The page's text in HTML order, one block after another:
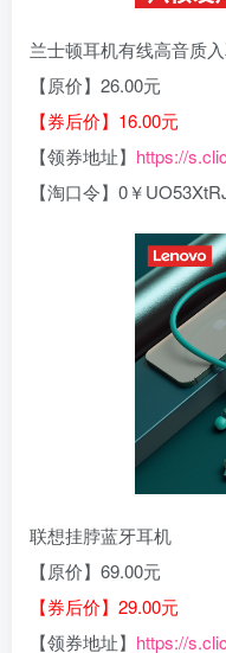
兰士顿耳机有线高音质
【原价】26.00元
【券后价】16.00元
【领券地址】 https://
【淘口令】0￥
联想挂脖蓝牙耳机
【原价】69.00元
【券后价】29.00元
【领券地址】 https://